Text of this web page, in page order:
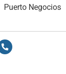
Puerto Negocios